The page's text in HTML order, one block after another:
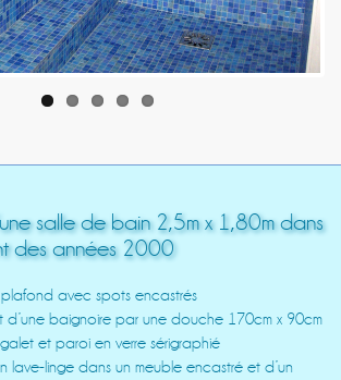
salle de bain 2,5m x 1,80m dans
des années 2000
plafond avec spots encastrés
d’une baignoire par une douche 170cm x 90cm
et paroi en verre sérigraphié
lave-linge dans un meuble encastré et d’un